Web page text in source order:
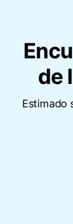
de
Estimado